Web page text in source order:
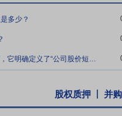
和定位不同，对各类人才实
际视野和跨文化沟通能力，
程技术部门，依托自有矿山、
。公司高度重视复合型人才培
技术经济、投资、法律、市
多少？
请问中色股份《市值管理制度》“第十五条”，它明确定义了“公司股价短期连续或大幅下
股权质押 并